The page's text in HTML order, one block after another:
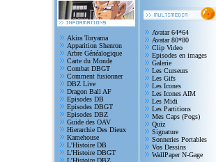
Akira Toryama
Apparition Shenron
Arbre Généalogique
Carte du Monde
Combat DBGT
Comment fusionner
DBZ Live
Dragon Ball AF
Episodes DB
Episodes DBGT
Episodes DBZ
Guide des OAV
Hierarchie Des Dieux
Kamehouse
L'Histoire DB
L'Histoire DBGT
L'Histoire DBZ
Avatar 64*64
Avatar 80*80
Clip Video
Episodes en images
Galerie
Les Curseurs
Les Gifs
Les Icones
Les Icones AIM
Les Midi
Les Partitions
Mes Caps (Pogs)
Quiz
Signature
Sonneries Portables
Vos Dessins
WallPaper N-Gage